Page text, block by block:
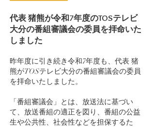
代表 猪熊が令和7年度のTOSテレビ
大分の番組審議会の委員を拝命いた
しました
昨年度に引き続き令和7年度も、代表 猪
熊がTOSテレビ大分の番組審議会の委員
を拝命いたしました。
「番組審議会」とは、放送法に基づい
て、放送番組の適正を図り、番組の公益
生や公共性、社会性などを担保するた